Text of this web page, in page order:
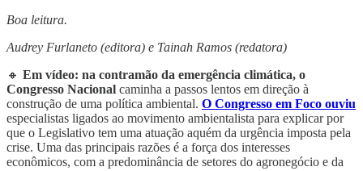
Boa leitura.
Audrey Furlaneto (editora) e Tainah Ramos (redatora)
🔸 Em vídeo: na contramão da emergência climática, o
Congresso Nacional caminha a passos lentos em direção à
construção de uma política ambiental. O Congresso em Foco ouviu
especialistas ligados ao movimento ambientalista para explicar por
que o Legislativo tem uma atuação aquém da urgência imposta pela
crise. Uma das principais razões é a força dos interesses
econômicos, com a predominância de setores do agronegócio e da